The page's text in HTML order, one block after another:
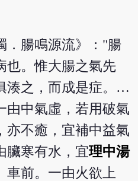
．腸鳴源流》："腸
也。惟大腸之氣先
湊之，而成是症。…
由中氣虛，若用破氣
亦不癒，宜補中益氣
臟寒有水，宜理中湯
車前。一由火欲上